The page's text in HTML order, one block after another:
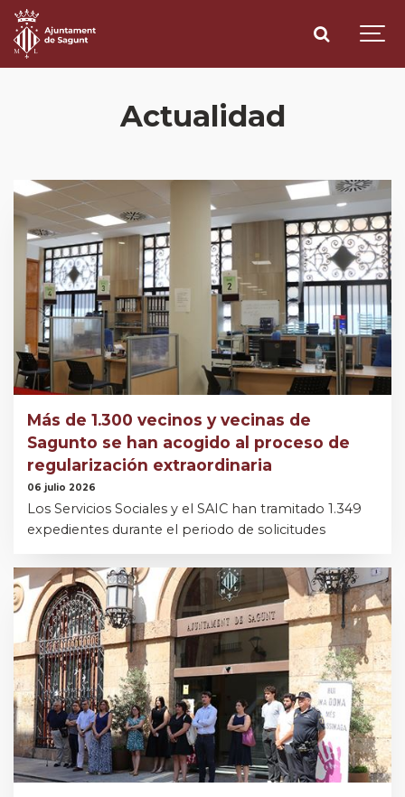
Actualidad
Más de 1.300 vecinos y vecinas de
Sagunto se han acogido al proceso de
regularización extraordinaria
06 julio 2026
Los Servicios Sociales y el SAIC han tramitado 1.349
expedientes durante el periodo de solicitudes